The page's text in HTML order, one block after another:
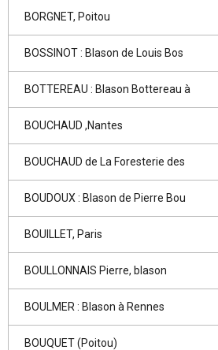
BORGNET, Poitou
BOSSINOT : Blason de Louis Bos
BOTTEREAU : Blason Bottereau à
BOUCHAUD ,Nantes
BOUCHAUD de La Foresterie des
BOUDOUX : Blason de Pierre Bou
BOUILLET, Paris
BOULLONNAIS Pierre, blason
BOULMER : Blason à Rennes
BOUQUET (Poitou)